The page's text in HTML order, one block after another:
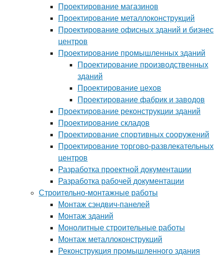
Проектирование магазинов
Проектирование металлоконструкций
Проектирование офисных зданий и бизнес
центров
Проектирование промышленных зданий
Проектирование производственных
зданий
Проектирование цехов
Проектирование фабрик и заводов
Проектирование реконструкции зданий
Проектирование складов
Проектирование спортивных сооружений
Проектирование торгово-развлекательных
центров
Разработка проектной документации
Разработка рабочей документации
Строительно-монтажные работы
Монтаж сэндвич-панелей
Монтаж зданий
Монолитные строительные работы
Монтаж металлоконструкций
Реконструкция промышленного здания